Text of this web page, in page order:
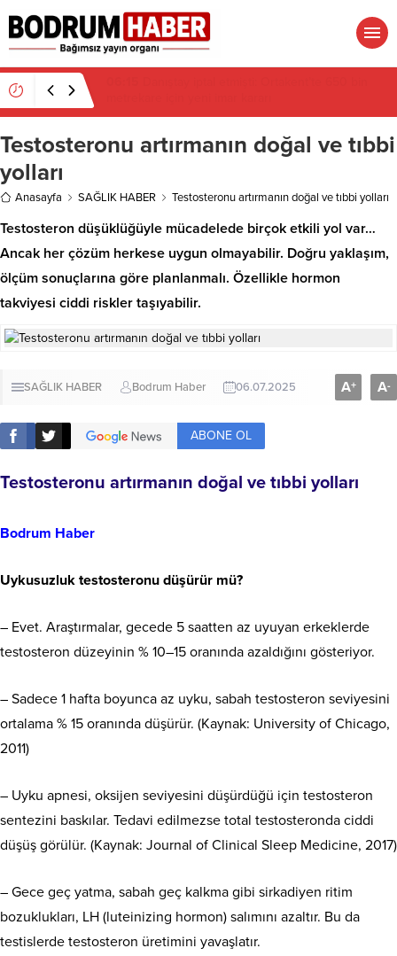
Testosteronu artırmanın doğal ve tıbbi
yolları
Anasayfa SAĞLIK HABER Testosteronu artırmanın doğal ve tıbbi yolları
Testosteron düşüklüğüyle mücadelede birçok etkili yol var…
Ancak her çözüm herkese uygun olmayabilir. Doğru yaklaşım,
ölçüm sonuçlarına göre planlanmalı. Özellikle hormon
takviyesi ciddi riskler taşıyabilir.
SAĞLIK HABER Bodrum Haber 06.07.2025 A+ A-
ABONE OL
Testosteronu artırmanın doğal ve tıbbi yolları
Bodrum Haber
Uykusuzluk testosteronu düşürür mü?
– Evet. Araştırmalar, gecede 5 saatten az uyuyan erkeklerde
testosteron düzeyinin % 10–15 oranında azaldığını gösteriyor.
– Sadece 1 hafta boyunca az uyku, sabah testosteron seviyesini
ortalama % 15 oranında düşürür. (Kaynak: University of Chicago,
2011)
– Uyku apnesi, oksijen seviyesini düşürdüğü için testosteron
sentezini baskılar. Tedavi edilmezse total testosteronda ciddi
düşüş görülür. (Kaynak: Journal of Clinical Sleep Medicine, 2017)
– Gece geç yatma, sabah geç kalkma gibi sirkadiyen ritim
bozuklukları, LH (luteinizing hormon) salımını azaltır. Bu da
testislerde testosteron üretimini yavaşlatır.